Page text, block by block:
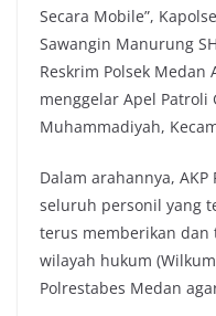
Secara Mobile”,
Sawangin Manurung
Reskrim Polsek Medan
menggelar Apel Patroli
Muhammadiyah,
Dalam arahannya,
seluruh personil yang
terus memberikan dan
wilayah hukum
Polrestabes Medan